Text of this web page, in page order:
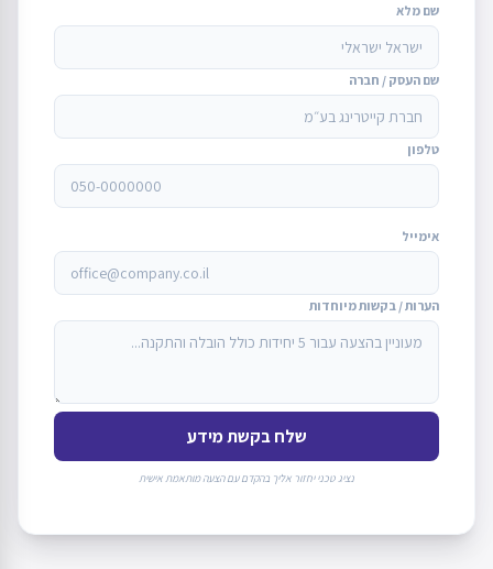
שם מלא
שם העסק / חברה
טלפון
אימייל
הערות / בקשות מיוחדות
שלח בקשת מידע
נציג טכני יחזור אליך בהקדם עם הצעה מותאמת אישית